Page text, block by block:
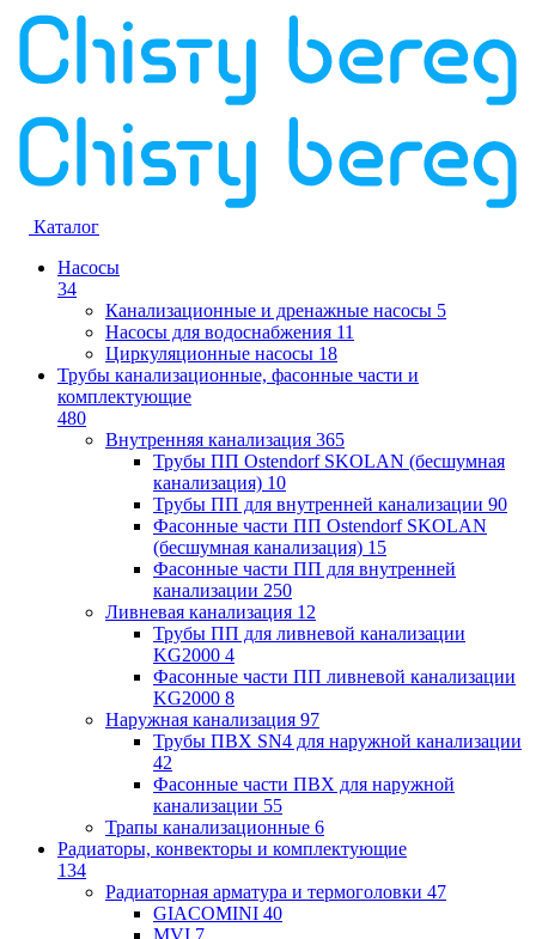
Каталог
Насосы
34
Канализационные и дренажные насосы 5
Насосы для водоснабжения 11
Циркуляционные насосы 18
Трубы канализационные, фасонные части и
комплектующие
480
Внутренняя канализация 365
Трубы ПП Ostendorf SKOLAN (бесшумная
канализация) 10
Трубы ПП для внутренней канализации 90
Фасонные части ПП Ostendorf SKOLAN
(бесшумная канализация) 15
Фасонные части ПП для внутренней
канализации 250
Ливневая канализация 12
Трубы ПП для ливневой канализации
KG2000 4
Фасонные части ПП ливневой канализации
KG2000 8
Наружная канализация 97
Трубы ПВХ SN4 для наружной канализации
42
Фасонные части ПВХ для наружной
канализации 55
Трапы канализационные 6
Радиаторы, конвекторы и комплектующие
134
Радиаторная арматура и термоголовки 47
GIACOMINI 40
MVI 7